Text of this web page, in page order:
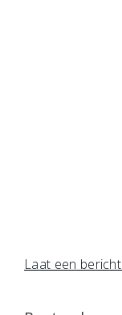
Laat een